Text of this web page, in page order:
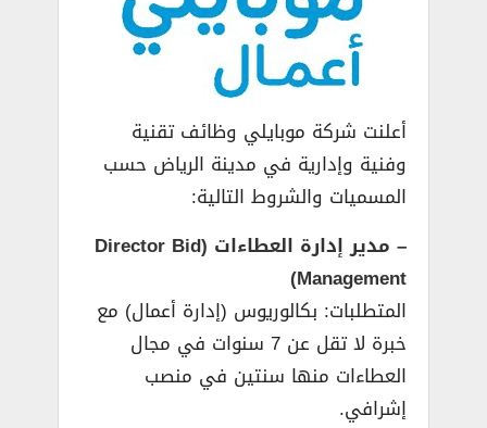
أعلنت شركة موبايلي وظائف تقنية
وفنية وإدارية في مدينة الرياض حسب
المسميات والشروط التالية:
– مدير إدارة العطاءات (Director Bid
Management)
المتطلبات: بكالوريوس (إدارة أعمال) مع
خبرة لا تقل عن 7 سنوات في مجال
العطاءات منها سنتين في منصب
إشرافي.